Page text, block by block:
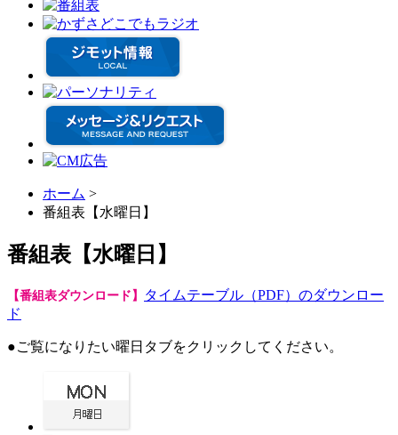
ホーム >
番組表【水曜日】
番組表【水曜日】
【番組表ダウンロード】
タイムテーブル（PDF）のダウンロー
ド
●ご覧になりたい曜日タブをクリックしてください。